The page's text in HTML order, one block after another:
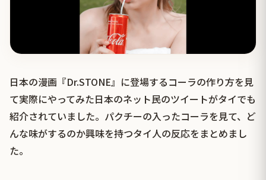
日本の漫画『Dr.STONE』に登場するコーラの作り方を見
て実際にやってみた日本のネット民のツイートがタイでも
紹介されていました。パクチーの入ったコーラを見て、ど
んな味がするのか興味を持つタイ人の反応をまとめまし
た。